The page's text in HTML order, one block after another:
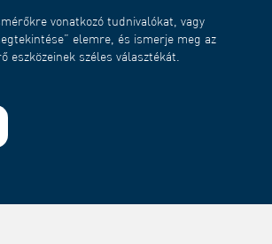
vonatkozó tudnivalókat, vagy
elemre, és ismerje meg az
eszközeinek széles választékát.